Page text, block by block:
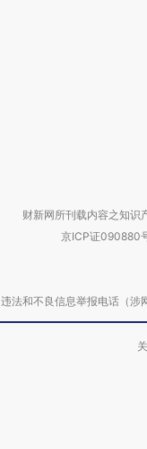
财新网所刊载内容之知识
京ICP证090880
违法和不良信息举报电话（